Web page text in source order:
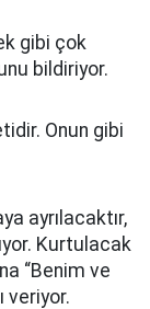
gibi çok
bildiriyor.
Onun gibi
ayrılacaktır,
Kurtulacak
“Benim ve
veriyor.